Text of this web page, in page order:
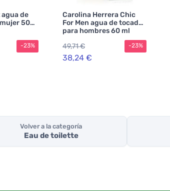
de
50
-23%
Carolina Herrera Chic
For Men agua de tocador
para hombres 60 ml
49,71 €
38,24 €
-23%
Volver a la categoría
Eau de toilette